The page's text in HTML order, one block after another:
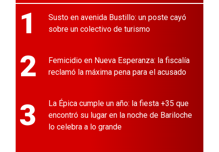
1
Susto en avenida Bustillo: un poste cayó
sobre un colectivo de turismo
2
Femicidio en Nueva Esperanza: la fiscalía
reclamó la máxima pena para el acusado
3
La Épica cumple un año: la fiesta +35 que
encontró su lugar en la noche de Bariloche
lo celebra a lo grande